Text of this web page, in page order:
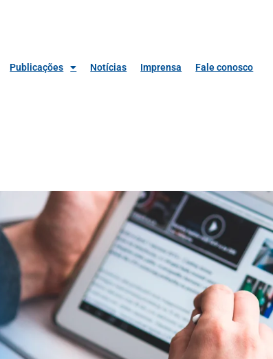
Publicações Notícias Imprensa Fale conosco